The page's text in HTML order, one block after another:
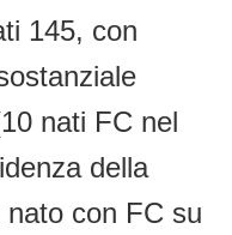
145, con
nati FC nel
della
con FC su